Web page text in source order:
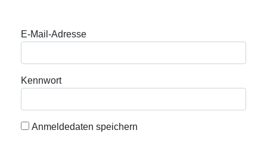
Anmeldung
E-Mail-Adresse
Kennwort
Anmeldedaten speichern